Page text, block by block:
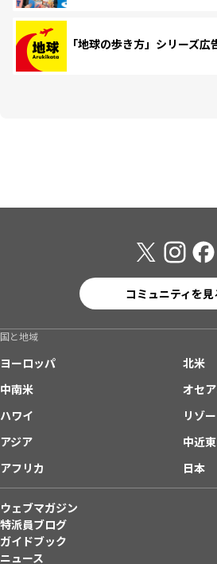
「地球の歩き方」シリーズ広
コミュニティを見
国と地域
ヨーロッパ
北米
中南米
オセ
ハワイ
リゾ
アジア
中近東
アフリカ
日本
ウェブマガジン
特派員ブログ
ガイドブック
ニュース